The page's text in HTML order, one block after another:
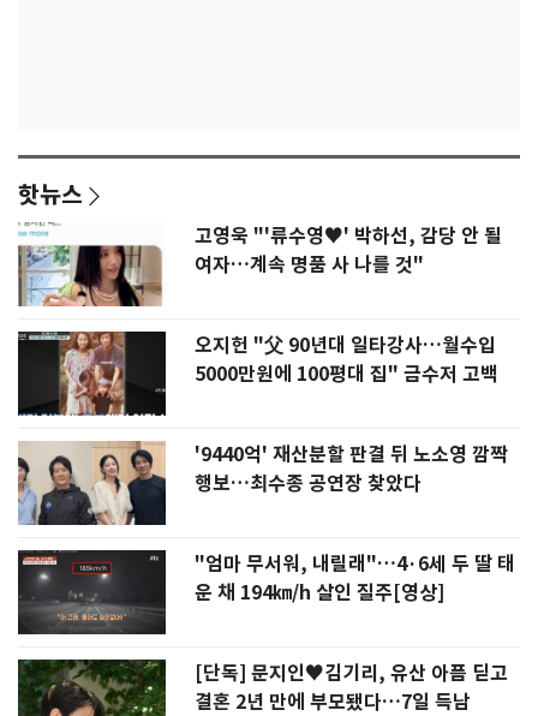
핫뉴스
고영욱 "'류수영♥' 박하선, 감당 안 될
여자…계속 명품 사 나를 것"
오지헌 "父 90년대 일타강사…월수입
5000만원에 100평대 집" 금수저 고백
'9440억' 재산분할 판결 뒤 노소영 깜짝
행보…최수종 공연장 찾았다
"엄마 무서워, 내릴래"…4·6세 두 딸 태
운 채 194㎞/h 살인 질주[영상]
[단독] 문지인♥김기리, 유산 아픔 딛고
결혼 2년 만에 부모됐다…7일 득남